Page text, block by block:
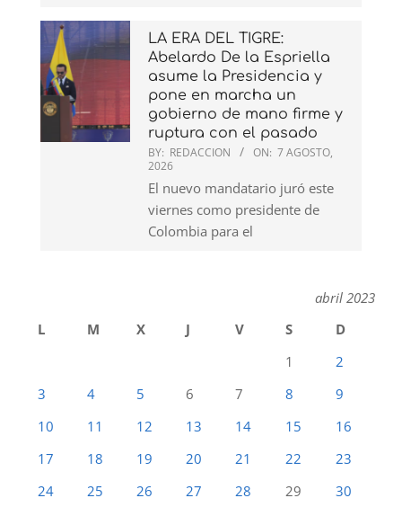
LA ERA DEL TIGRE:
Abelardo De la Espriella
asume la Presidencia y
pone en marcha un
gobierno de mano firme y
ruptura con el pasado
BY: REDACCION ON: 7 AGOSTO,
2026
El nuevo mandatario juró este
viernes como presidente de
Colombia para el
abril 2023
L
M X J V S
D
1
2
3
4 5 6 7 8
9
10
11 12 13 14 15
16
17
18 19 20 21 22
23
24
25 26 27 28 29 30